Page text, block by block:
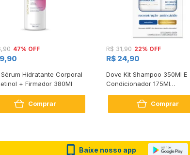
47% OFF
Hidratante Corporal
+ Firmador 380Ml
Comprar
R$ 31,90 22% OFF
R$ 24,90
Dove Kit Shampoo 350Ml E
Condicionador 175Ml
Comprar
Baixe nosso app